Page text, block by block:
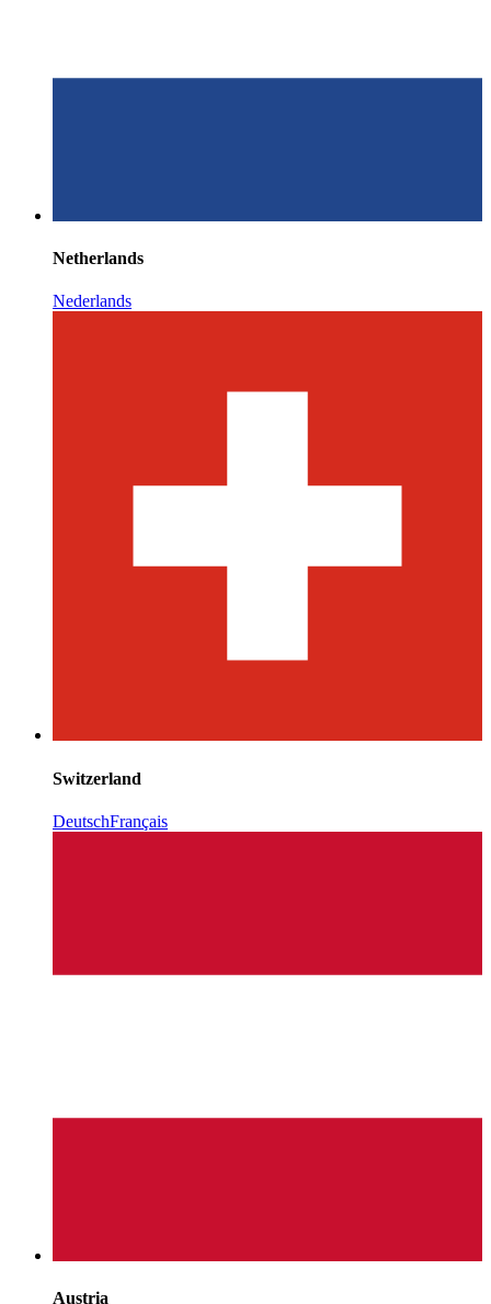
Netherlands
Nederlands
Switzerland
DeutschFrançais
Austria